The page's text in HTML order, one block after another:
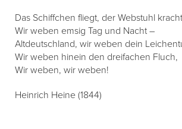
Das Schiffchen fliegt, der Webstuhl
Wir weben emsig Tag und Nacht –
Altdeutschland, wir weben dein
Wir weben hinein den dreifachen Fluch,
Wir weben, wir weben!
Heinrich Heine (1844)